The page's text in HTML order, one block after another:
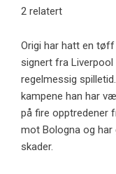
2 relatert
Origi har hatt en
signert fra
regelmessig
kampene han har
på fire opptredener
mot Bologna og har
skader.